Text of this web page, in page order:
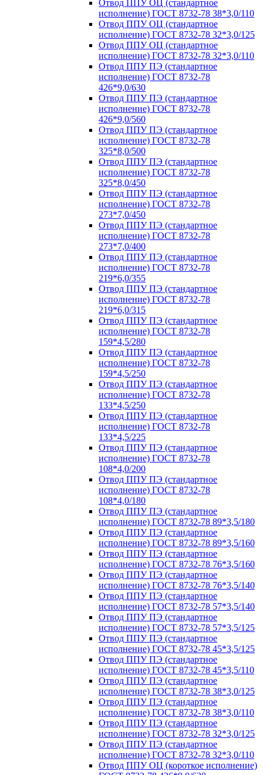
Отвод ППУ ОЦ (стандартное
исполнение) ГОСТ 8732-78 38*3,0/110
Отвод ППУ ОЦ (стандартное
исполнение) ГОСТ 8732-78 32*3,0/125
Отвод ППУ ОЦ (стандартное
исполнение) ГОСТ 8732-78 32*3,0/110
Отвод ППУ ПЭ (стандартное
исполнение) ГОСТ 8732-78
426*9,0/630
Отвод ППУ ПЭ (стандартное
исполнение) ГОСТ 8732-78
426*9,0/560
Отвод ППУ ПЭ (стандартное
исполнение) ГОСТ 8732-78
325*8,0/500
Отвод ППУ ПЭ (стандартное
исполнение) ГОСТ 8732-78
325*8,0/450
Отвод ППУ ПЭ (стандартное
исполнение) ГОСТ 8732-78
273*7,0/450
Отвод ППУ ПЭ (стандартное
исполнение) ГОСТ 8732-78
273*7,0/400
Отвод ППУ ПЭ (стандартное
исполнение) ГОСТ 8732-78
219*6,0/355
Отвод ППУ ПЭ (стандартное
исполнение) ГОСТ 8732-78
219*6,0/315
Отвод ППУ ПЭ (стандартное
исполнение) ГОСТ 8732-78
159*4,5/280
Отвод ППУ ПЭ (стандартное
исполнение) ГОСТ 8732-78
159*4,5/250
Отвод ППУ ПЭ (стандартное
исполнение) ГОСТ 8732-78
133*4,5/250
Отвод ППУ ПЭ (стандартное
исполнение) ГОСТ 8732-78
133*4,5/225
Отвод ППУ ПЭ (стандартное
исполнение) ГОСТ 8732-78
108*4,0/200
Отвод ППУ ПЭ (стандартное
исполнение) ГОСТ 8732-78
108*4,0/180
Отвод ППУ ПЭ (стандартное
исполнение) ГОСТ 8732-78 89*3,5/180
Отвод ППУ ПЭ (стандартное
исполнение) ГОСТ 8732-78 89*3,5/160
Отвод ППУ ПЭ (стандартное
исполнение) ГОСТ 8732-78 76*3,5/160
Отвод ППУ ПЭ (стандартное
исполнение) ГОСТ 8732-78 76*3,5/140
Отвод ППУ ПЭ (стандартное
исполнение) ГОСТ 8732-78 57*3,5/140
Отвод ППУ ПЭ (стандартное
исполнение) ГОСТ 8732-78 57*3,5/125
Отвод ППУ ПЭ (стандартное
исполнение) ГОСТ 8732-78 45*3,5/125
Отвод ППУ ПЭ (стандартное
исполнение) ГОСТ 8732-78 45*3,5/110
Отвод ППУ ПЭ (стандартное
исполнение) ГОСТ 8732-78 38*3,0/125
Отвод ППУ ПЭ (стандартное
исполнение) ГОСТ 8732-78 38*3,0/110
Отвод ППУ ПЭ (стандартное
исполнение) ГОСТ 8732-78 32*3,0/125
Отвод ППУ ПЭ (стандартное
исполнение) ГОСТ 8732-78 32*3,0/110
Отвод ППУ ОЦ (короткое исполнение)